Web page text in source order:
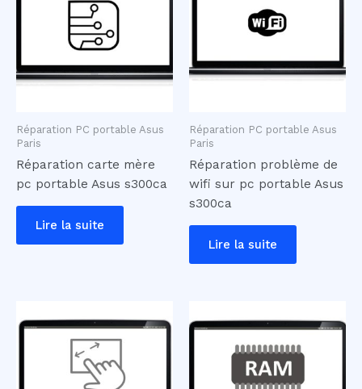
Réparation PC portable Asus
Paris
Réparation carte mère
pc portable Asus s300ca
Lire la suite
Réparation PC portable Asus
Paris
Réparation problème de
wifi sur pc portable Asus
s300ca
Lire la suite